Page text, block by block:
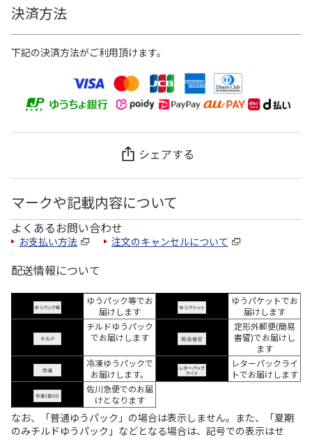
決済方法
下記の決済方法がご利用頂けます。
シェアする
マークや記載内容について
よくあるお問い合わせ
お支払い方法 注文のキャンセルについて
配送情報について
ゆうパック等でお
届けします
ゆうパケットでお
届けします
チルドゆうパック
でお届けします
定形外郵便(簡易
書留)でお届けし
ます
冷凍ゆうパックで
お届けします。
レターパックライ
トでお届けします
佐川急便でのお届
けとなります
なお、「普通ゆうパック」の場合は表示しません。また、「夏期
のみチルドゆうパック」などとなる場合は、記号での表示はせ